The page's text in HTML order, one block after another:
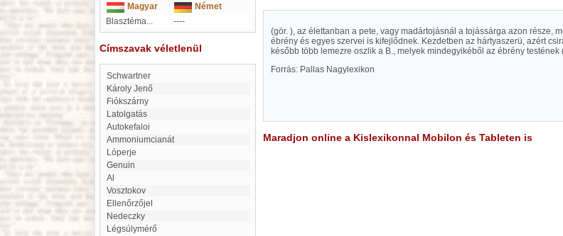
Magyar
Német
Blasztéma...
----
Címszavak véletlenül
Schwartner
Károly Jenő
Fiókszárny
Latolgatás
Autokefaloi
Ammoniumcianát
Lóperje
genuin
Vosztokov
Ellenőrzőjel
Nedeczky
Légsúlymérő
(gör. ), az élettanban a pete, vagy madártojásnál a tojássárga azon része,
ébrény és egyes szervei is kifejlődnek. Kezdetben az hártyaszerü, azért
később több lemezre oszlik a B., melyek mindegyikéből az ébrény
Forrás: Pallas Nagylexikon
Maradjon online a Kislexikonnal Mobilon és Tableten is